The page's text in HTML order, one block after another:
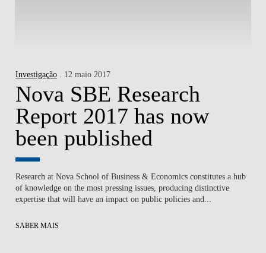
Investigação . 12 maio 2017
Nova SBE Research
Report 2017 has now
been published
Research at Nova School of Business & Economics constitutes a hub
of knowledge on the most pressing issues, producing distinctive
expertise that will have an impact on public policies and...
SABER MAIS